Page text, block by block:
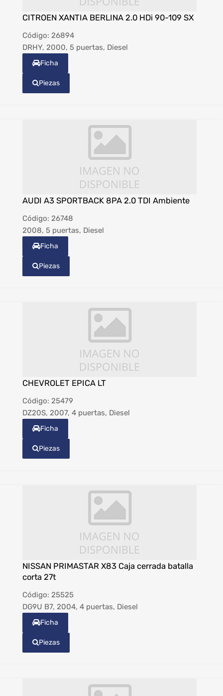
CITROEN XANTIA BERLINA 2.0 HDi 90-109 SX
Código: 26894
DRHY, 2000, 5 puertas, Diesel
Ficha
Piezas
AUDI A3 SPORTBACK 8PA 2.0 TDI Ambiente
Código: 26748
2008, 5 puertas, Diesel
Ficha
Piezas
CHEVROLET EPICA LT
Código: 25479
DZ20S, 2007, 4 puertas, Diesel
Ficha
Piezas
NISSAN PRIMASTAR X83 Caja cerrada batalla
corta 27t
Código: 25525
DG9U B7, 2004, 4 puertas, Diesel
Ficha
Piezas